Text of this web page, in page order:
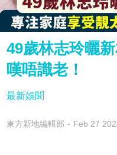
49歲林志玲曬
嘆唔識老！
最新娛聞
東方新地編輯部 Feb 27